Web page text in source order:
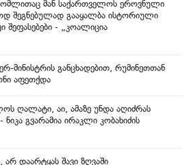
მან საქართველოს ეროვნული
შეგნებულად გააყალბა ისტორიული
შეფასებები - „კოალიცია
მინისტრის განცხადებით, რუმინეთთან
აფეთქდა
ღალატი, აი, ამაზე უნდა აღიძრას
გვარამია ირაკლი კობახიძის
არ დაარტყას შავი ზღვაში